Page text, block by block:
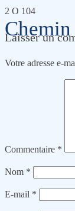
2 O 104
Laisser un
Votre adresse e-
Commentaire *
Nom *
E-mail *